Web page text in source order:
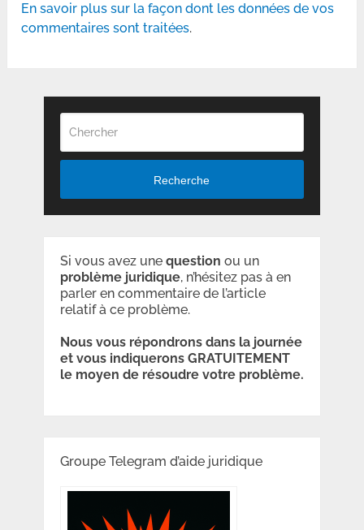
En savoir plus sur la façon dont les données de vos
commentaires sont traitées.
Recherche
Si vous avez une question ou un
problème juridique, n’hésitez pas à en
parler en commentaire de l’article
relatif à ce problème.
Nous vous répondrons dans la journée
et vous indiquerons GRATUITEMENT
le moyen de résoudre votre problème.
Groupe Telegram d’aide juridique